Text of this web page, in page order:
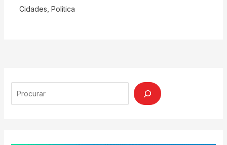
Cidades Politica